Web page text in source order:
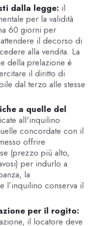
dalla legge: il
per la validità
60 giorni per
il decorso di
alla vendita. La
della prelazione è
il diritto di
dal terzo alle stesse
a quelle del
all'inquilino
concordate con il
offrire
(prezzo più alto,
per indurlo a
la
l’inquilino conserva il
per il rogito:
il locatore deve